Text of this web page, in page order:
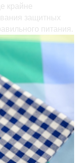
крайне
защитных
питания.